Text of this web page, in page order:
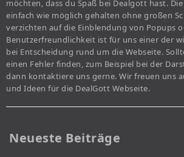
möchten, dass du Spaß bei Dealgott hast.
einfach wie möglich gehalten ohne großen
verzichten auf die Einblendung von Popups
Benutzerfreundlichkeit ist für uns einer der
bei Entscheidung rund um die Webseite.
einen Fehler finden, zum Beispiel bei der
dann kontaktiere uns gerne. Wir freuen uns
und Ideen für die DealGott Webseite.
Neueste Beiträge